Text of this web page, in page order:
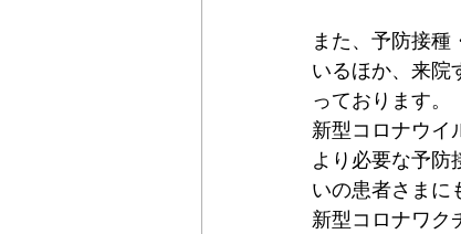
また、予防接
いるほか、来院
っております。
新型コロナウイ
より必要な予防
いの患者さまに
新型コロナワク